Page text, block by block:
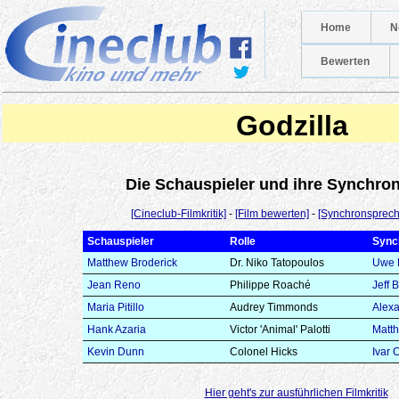
Home
Bewerten
Godzilla
Die Schauspieler und ihre
[Cineclub-Filmkritik] - [Film bewerten] -
Schauspieler Rolle
Matthew Broderick
Dr. Niko Tatopoulos
Uwe
Jean Reno
Philippe Roaché
Jeff
Maria Pitillo
Audrey Timmonds
Hank Azaria
Victor 'Animal' Palotti
Kevin Dunn
Colonel Hicks Ivar
Hier geht's zur ausführlichen Filmkritik